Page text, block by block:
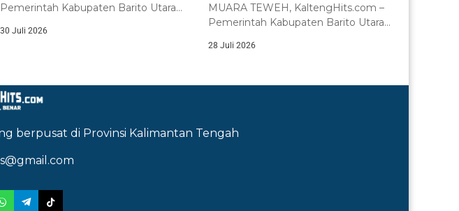
Pemerintah Kabupaten Barito Utara
memperkuat...
30 Juli 2026
MUARA TEWEH, KaltengHits.com –
Pemerintah Kabupaten Barito Utara
28 Juli 2026
berpusat di Provinsi Kalimantan Tengah